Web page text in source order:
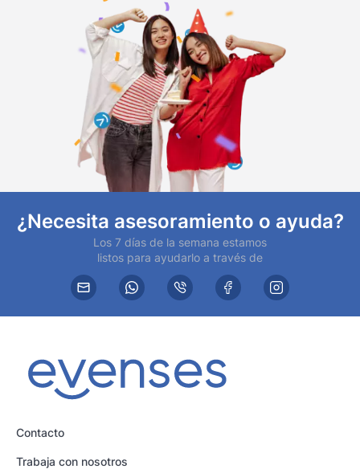
¿Necesita asesoramiento o ayuda?
Los 7 días de la semana estamos
listos para ayudarlo a través de
Contacto
Trabaja con nosotros